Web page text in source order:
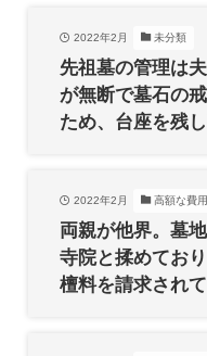
2022年2月 未分類
先祖墓の管理は
が無断で墓石の
ため、台座を残
2022年2月 高額な費
両親が他界。墓
寺院と揉めてお
檀料を請求され